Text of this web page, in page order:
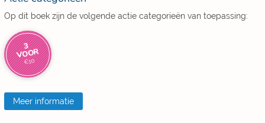
Op dit boek zijn de volgende actie categorieën van toepassing:
3
VOOR
€10
Meer informatie